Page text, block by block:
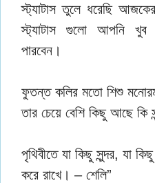
স্ট্যাটাস তুলে ধরেছি
স্ট্যাটাস গুলো আপনি খুব
পারবেন।
ফুতন্ত কলির মতাে শিশু
তার চেয়ে বেশি কিছু আছে কি
পৃথিবীতে যা কিছু সুন্দর, যা
করে রাখে। – শেলি”